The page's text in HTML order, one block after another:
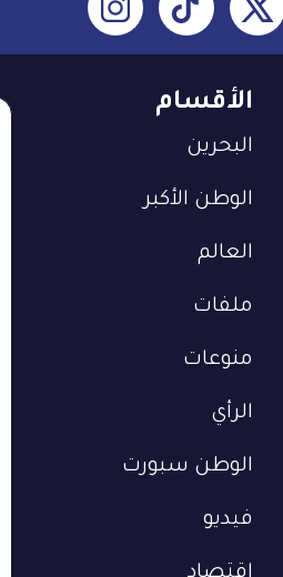
الأقسام
البحرين
الوطن الأكبر
العالم
ملفات
منوعات
الرأي
الوطن سبورت
فيديو